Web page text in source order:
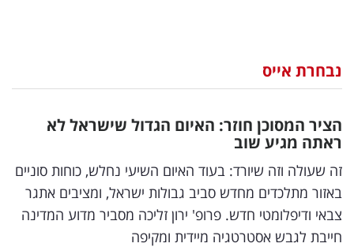
וצרכנות
דיגיטל
וטק
שיווק
ופרסום
נבחרת אייס
הציר המסוכן חוזר: האיום הגדול שישראל לא
ראתה מגיע שוב
זה שעולה וזה שיורד: בעוד האיום השיעי נחלש, כוחות סוניים
באזור מתלכדים מחדש סביב גבולות ישראל, ומציבים אתגר
צבאי ודיפלומטי חדש. פרופ' ירון זליכה מסביר מדוע המדינה
חייבת לגבש אסטרטגיה מיידית ומקיפה